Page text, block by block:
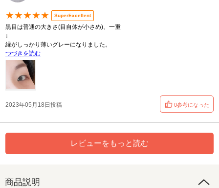
★★★★★ SuperExcellent
黒目は普通の大きさ(目自体が小さめ)、一重
↓
縁がしっかり薄いグレーになりました。
つづきを読む
2023年05月18日投稿 0参考になった
レビューをもっと読む
商品説明